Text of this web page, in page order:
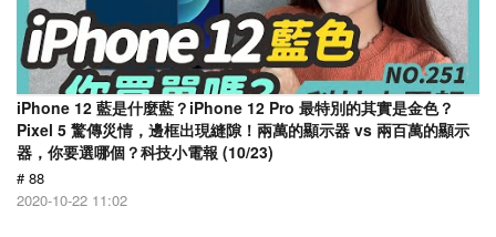
iPhone 12 藍是什麼藍？iPhone 12 Pro 最特別的其實是金色？
Pixel 5 驚傳災情，邊框出現縫隙！兩萬的顯示器 vs 兩百萬的顯示
器，你要選哪個？科技小電報 (10/23)
# 88
2020-10-22 11:02